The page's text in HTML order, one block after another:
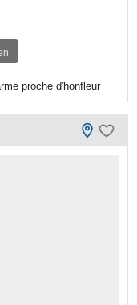
proche d'honfleur